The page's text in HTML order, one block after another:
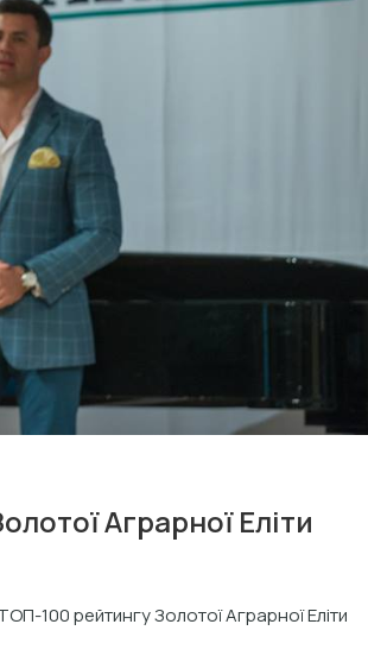
Аграрної Еліти
100 рейтингу Золотої Аграрної Еліти